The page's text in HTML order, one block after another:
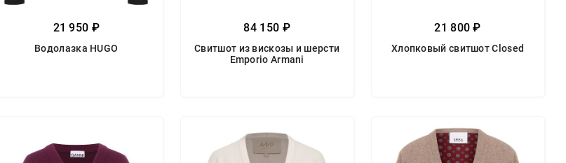
21 950 ₽
Водолазка HUGO
84 150 ₽
Свитшот из вискозы и шерсти
Emporio Armani
21 800 ₽
Хлопковый свитшот Closed